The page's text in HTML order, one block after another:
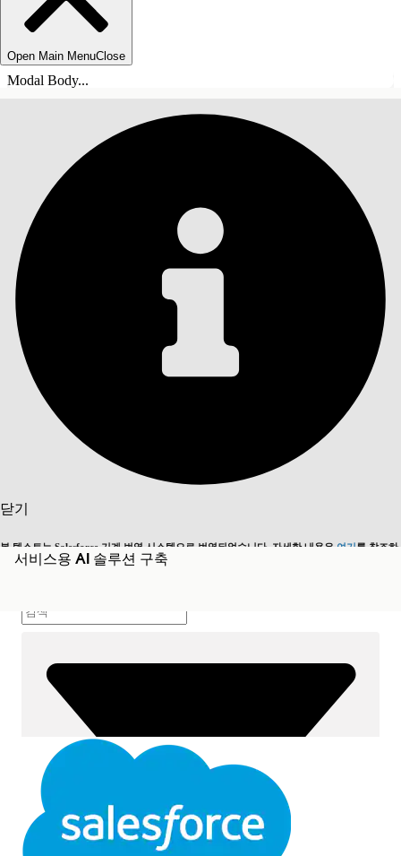
Open Main MenuClose
Modal Body...
닫기
본 텍스트는 Salesforce 기계 번역 시스템으로 번역되었습니다. 자세한 내용은 여기를 참조하
세요.
영어로 전환 지금 안 함
서비스용 AI 솔루션 구축
목차